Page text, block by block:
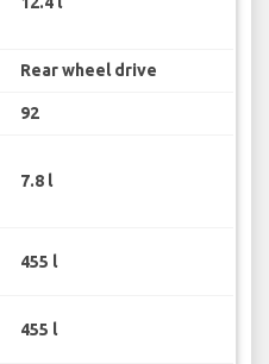
Rear wheel drive
92
7.8 l
455 l
455 l